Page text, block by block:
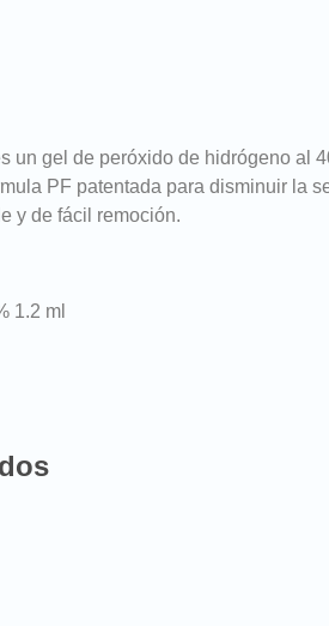
un gel de peróxido de hidrógeno al
PF patentada para disminuir la
y de fácil remoción.
1.2 ml